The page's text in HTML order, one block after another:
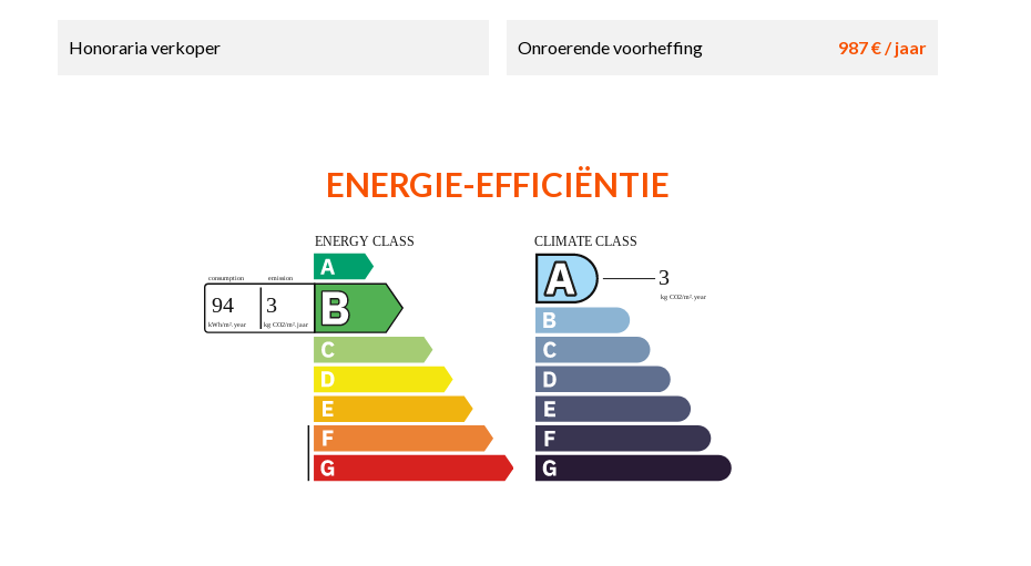
Honoraria verkoper Onroerende voorheffing 987 € / jaar
ENERGIE-EFFICIËNTIE